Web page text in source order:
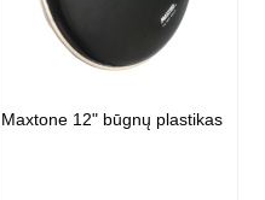
Maxtone 12" būgnų plastikas